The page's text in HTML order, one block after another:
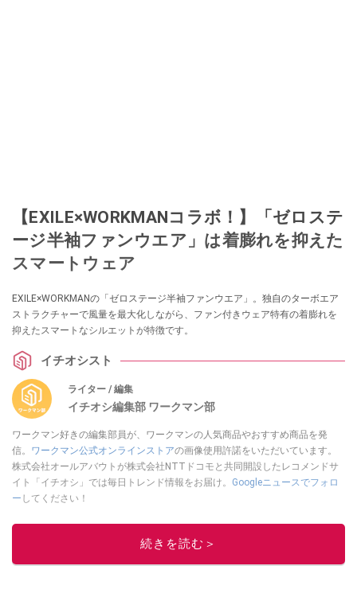
【EXILE×WORKMANコラボ！】「ゼロステ
ージ半袖ファンウエア」は着膨れを抑えた
スマートウェア
EXILE×WORKMANの「ゼロステージ半袖ファンウエア」。独自のターボエア
ストラクチャーで風量を最大化しながら、ファン付きウェア特有の着膨れを
抑えたスマートなシルエットが特徴です。
イチオシスト
ライター / 編集
イチオシ編集部 ワークマン部
ワークマン好きの編集部員が、ワークマンの人気商品やおすすめ商品を発
信。 ワークマン公式オンラインストアの画像使用許諾をいただいています。
株式会社オールアバウトが株式会社NTTドコモと共同開設したレコメンドサ
イト「イチオシ」では毎日トレンド情報をお届け。 Googleニュースでフォロ
ー してください！
このイチオシストの他の記事を読む
続きを読む＞